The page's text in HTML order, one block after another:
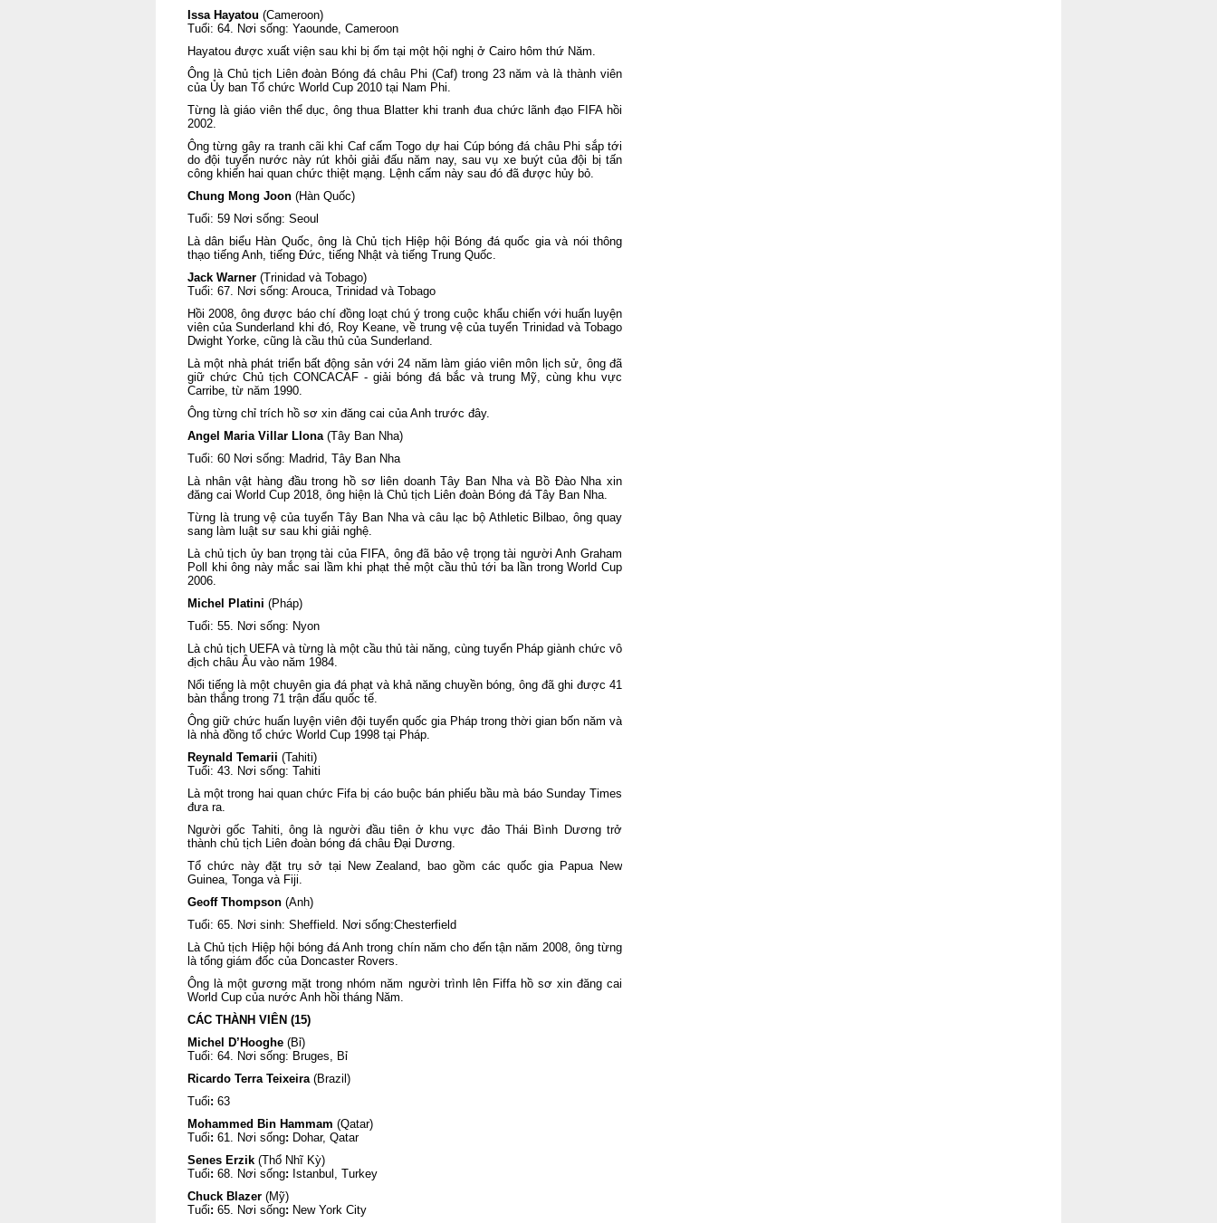
Issa Hayatou (Cameroon)
Tuổi: 64. Nơi sống: Yaounde, Cameroon
Hayatou được xuất viện sau khi bị ốm tại một hội nghị ở Cairo hôm thứ Năm.
Ông là Chủ tịch Liên đoàn Bóng đá châu Phi (Caf) trong 23 năm và là thành viên
của Ủy ban Tổ chức World Cup 2010 tại Nam Phi.
Từng là giáo viên thể dục, ông thua Blatter khi tranh đua chức lãnh đạo FIFA hồi
2002.
Ông từng gây ra tranh cãi khi Caf cấm Togo dự hai Cúp bóng đá châu Phi sắp tới
do đội tuyển nước này rút khỏi giải đấu năm nay, sau vụ xe buýt của đội bị tấn
công khiến hai quan chức thiệt mạng. Lệnh cấm này sau đó đã được hủy bỏ.
Chung Mong Joon (Hàn Quốc)
Tuổi: 59 Nơi sống: Seoul
Là dân biểu Hàn Quốc, ông là Chủ tịch Hiệp hội Bóng đá quốc gia và nói thông
thạo tiếng Anh, tiếng Đức, tiếng Nhật và tiếng Trung Quốc.
Jack Warner (Trinidad và Tobago)
Tuổi: 67. Nơi sống: Arouca, Trinidad và Tobago
Hồi 2008, ông được báo chí đồng loạt chú ý trong cuộc khẩu chiến với huấn luyện
viên của Sunderland khi đó, Roy Keane, về trung vệ của tuyển Trinidad và Tobago
Dwight Yorke, cũng là cầu thủ của Sunderland.
Là một nhà phát triển bất động sản với 24 năm làm giáo viên môn lịch sử, ông đã
giữ chức Chủ tịch CONCACAF - giải bóng đá bắc và trung Mỹ, cùng khu vực
Carribe, từ năm 1990.
Ông từng chỉ trích hồ sơ xin đăng cai của Anh trước đây.
Angel Maria Villar Llona(Tây Ban Nha)
Tuổi: 60 Nơi sống: Madrid, Tây Ban Nha
Là nhân vật hàng đầu trong hồ sơ liên doanh Tây Ban Nha và Bồ Đào Nha xin
đăng cai World Cup 2018, ông hiện là Chủ tịch Liên đoàn Bóng đá Tây Ban Nha.
Từng là trung vệ của tuyển Tây Ban Nha và câu lạc bộ Athletic Bilbao, ông quay
sang làm luật sư sau khi giải nghệ.
Là chủ tịch ủy ban trọng tài của FIFA, ông đã bảo vệ trọng tài người Anh Graham
Poll khi ông này mắc sai lầm khi phạt thẻ một cầu thủ tới ba lần trong World Cup
2006.
Michel Platini (Pháp)
Tuổi: 55. Nơi sống: Nyon
Là chủ tịch UEFA và từng là một cầu thủ tài năng, cùng tuyển Pháp giành chức vô
địch châu Âu vào năm 1984.
Nổi tiếng là một chuyên gia đá phạt và khả năng chuyền bóng, ông đã ghi được 41
bàn thắng trong 71 trận đấu quốc tế.
Ông giữ chức huấn luyện viên đội tuyển quốc gia Pháp trong thời gian bốn năm và
là nhà đồng tổ chức World Cup 1998 tại Pháp.
Reynald Temarii (Tahiti)
Tuổi: 43. Nơi sống: Tahiti
Là một trong hai quan chức Fifa bị cáo buộc bán phiếu bầu mà báo Sunday Times
đưa ra.
Người gốc Tahiti, ông là người đầu tiên ở khu vực đảo Thái Bình Dương trở
thành chủ tịch Liên đoàn bóng đá châu Đại Dương.
Tổ chức này đặt trụ sở tại New Zealand, bao gồm các quốc gia Papua New
Guinea, Tonga và Fiji.
Geoff Thompson (Anh)
Tuổi: 65. Nơi sinh: Sheffield. Nơi sống:Chesterfield
Là Chủ tịch Hiệp hội bóng đá Anh trong chín năm cho đến tận năm 2008, ông từng
là tổng giám đốc của Doncaster Rovers.
Ông là một gương mặt trong nhóm năm người trình lên Fiffa hồ sơ xin đăng cai
World Cup của nước Anh hồi tháng Năm.
CÁC THÀNH VIÊN (15)
Michel D’Hooghe (Bỉ)
Tuổi: 64. Nơi sống: Bruges, Bỉ
Ricardo Terra Teixeira(Brazil)
Tuổi: 63
Mohammed Bin Hammam (Qatar)
Tuổi: 61. Nơi sống: Dohar, Qatar
Senes Erzik (Thổ Nhĩ Kỳ)
Tuổi: 68. Nơi sống: Istanbul, Turkey
Chuck Blazer (Mỹ)
Tuổi: 65. Nơi sống: New York City